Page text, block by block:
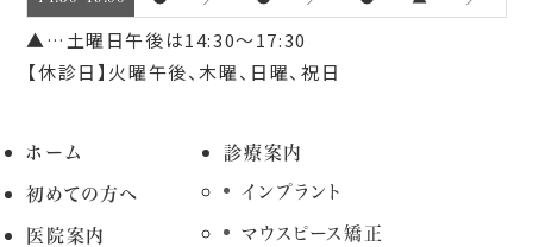
▲…土曜日午後は14:30～17:30
【休診日】火曜午後、木曜、日曜、祝日
ホーム
初めての方へ
医院案内
診療案内
インプラント
マウスピース矯正